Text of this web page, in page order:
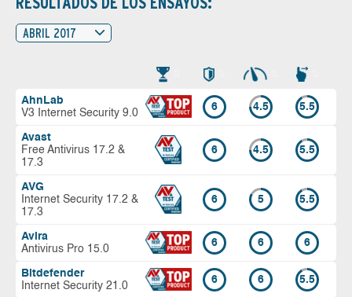
ABRIL 2017
AhnLab
V3 Internet Security 9.0
6 4.5 5.5
Avast
Free Antivirus 17.2 &
17.3
6 4.5 5.5
AVG
Internet Security 17.2 &
17.3
6 5 5.5
Avira
Antivirus Pro 15.0
6 6 6
Bitdefender
Internet Security 21.0
6 6 5.5